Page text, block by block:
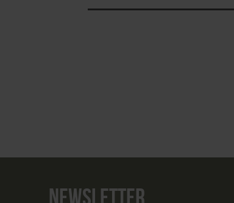
NEWSLETTER